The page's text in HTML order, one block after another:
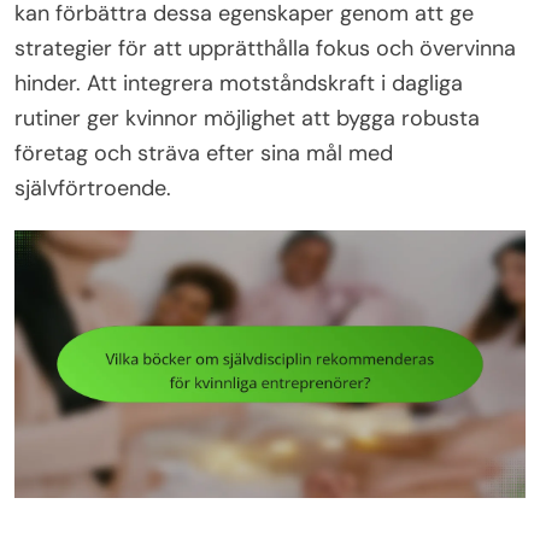
kan förbättra dessa egenskaper genom att ge
strategier för att upprätthålla fokus och övervinna
hinder. Att integrera motståndskraft i dagliga
rutiner ger kvinnor möjlighet att bygga robusta
företag och sträva efter sina mål med
självförtroende.